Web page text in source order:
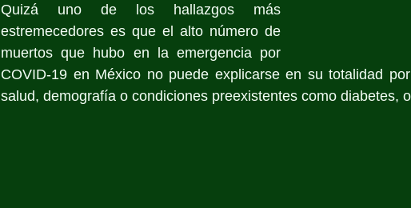
Quizá uno de los hallazgos más
estremecedores es que el alto número de
muertos que hubo en la emergencia por
COVID-19 en México no puede explicarse en su totalidad
salud, demografía o condiciones preexistentes como diabetes,